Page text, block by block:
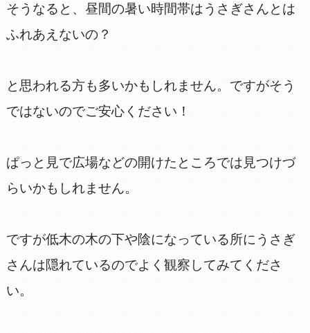
そうなると、昼間の暑い時間帯はうさぎさんとは
ふれあえないの？
と思われる方も多いかもしれません。ですがそう
ではないのでご安心ください！
ぱっと見で広場などの開けたところでは見つけづ
らいかもしれません。
ですが低木の木の下や陰になっている所にうさぎ
さんは隠れているのでよく観察してみてくださ
い。